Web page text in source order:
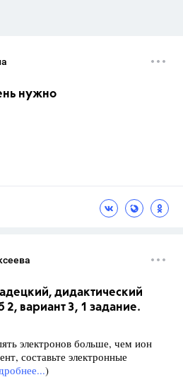
нужно
дидактический
2, вариант 3, 1 задание.
электронов больше, чем ион
составьте электронные
)